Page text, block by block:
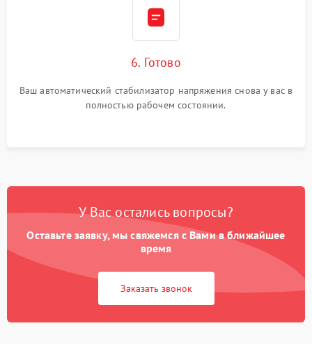
6. Готово
Ваш автоматический стабилизатор напряжения снова у вас в
полностью рабочем состоянии.
У Вас остались вопросы?
Оставьте заявку, мы свяжемся с Вами в ближайшее
время
Заказать звонок